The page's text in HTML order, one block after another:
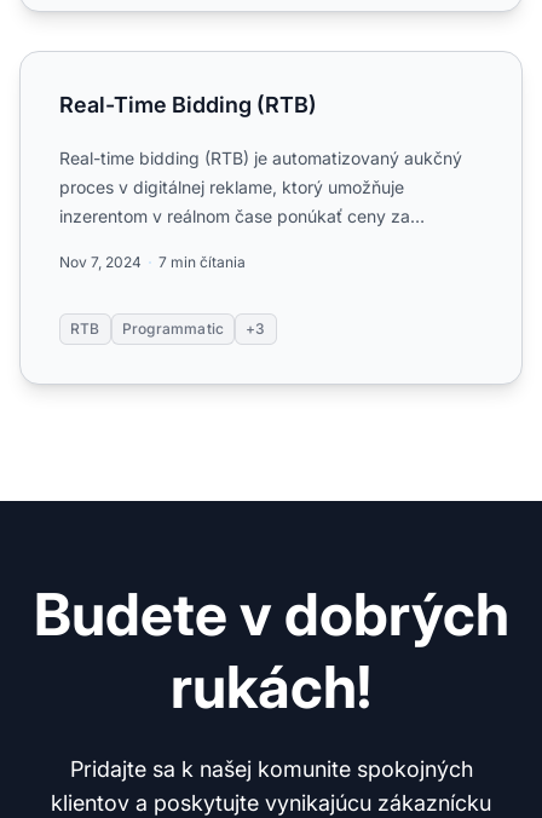
Real-Time Bidding (RTB)
Real-Time Bidding (RTB)
Real-time bidding (RTB) je automatizovaný aukčný
proces v digitálnej reklame, ktorý umožňuje
inzerentom v reálnom čase ponúkať ceny za
Nov 7, 2024 7 min čítania
RTB Programmatic +3
Budete v dobrých
rukách!
Pridajte sa k našej komunite spokojných
klientov a poskytujte vynikajúcu zákaznícku